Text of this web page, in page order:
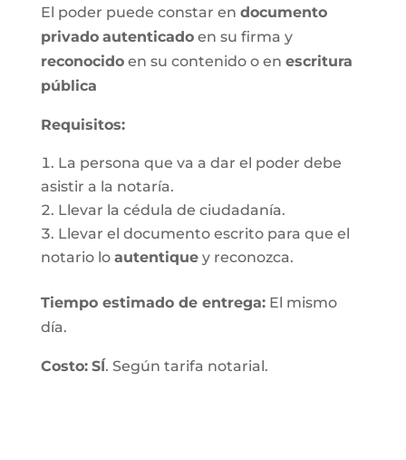
El poder puede constar en documento
privado autenticadoen su firma y
reconocidoen su contenido o en escritura
pública
Requisitos:
La persona que va a dar el poder debe
asistir a la notaría.
Llevar la cédula de ciudadanía.
Llevar el documento escrito para que el
notario lo autentiquey reconozca.
Tiempo estimado de entrega:El mismo
día.
Costo: SÍ. Según tarifa notarial.